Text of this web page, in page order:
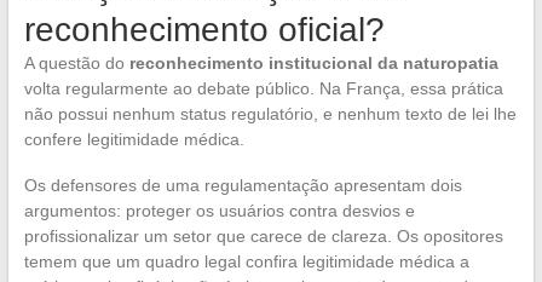
reconhecimento oficial?
A questão do reconhecimento institucional da naturopatia
volta regularmente ao debate público. Na França, essa prática
não possui nenhum status regulatório, e nenhum texto de lei lhe
confere legitimidade médica.
Os defensores de uma regulamentação apresentam dois
argumentos: proteger os usuários contra desvios e
profissionalizar um setor que carece de clareza. Os opositores
temem que um quadro legal confira legitimidade médica a